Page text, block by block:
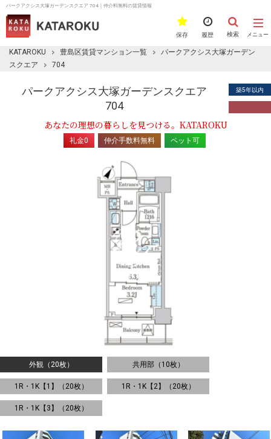
パークアクシス大塚ガーデンスクエア 704｜仲介料無料の賃貸情報
メニュー
検索
履歴
保存
KATAROKU 豊島区賃貸マンション一覧
パークアクシス大塚ガーデン
スクエア
704
パークアクシス大塚ガーデンスクエア
704
築5年以内
あなたの理想の暮らしを見つける。KATAROKU
礼金0 仲介手数料無料 ペット可
外観（20枚） 共用部（10枚）
1R・1K【1】（20枚） 1R・1K【2】（20枚）
1R・1K【3】（20枚）